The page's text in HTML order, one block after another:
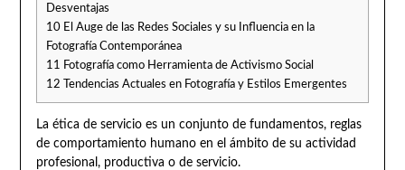
Desventajas
10El Auge de las Redes Sociales y su Influencia en la
Fotografía Contemporánea
11
Fotografía como Herramienta de Activismo Social
12 Tendencias Actuales en Fotografía y Estilos Emergentes
La ética de servicio es un conjunto de fundamentos, reglas
de comportamiento humano en el ámbito de su actividad
profesional, productiva o de servicio.